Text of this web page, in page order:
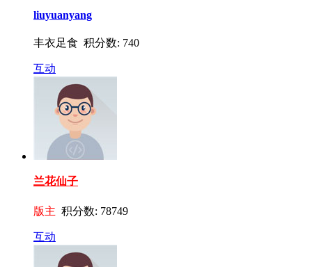
liuyuanyang
丰衣足食 积分数: 740
互动
兰花仙子
版主 积分数: 78749
互动